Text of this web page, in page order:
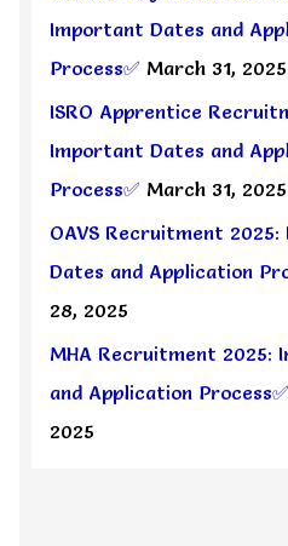
Important Dates and
Process✅ March 31, 2025
ISRO Apprentice
Important Dates and
Process✅ March 31, 2025
OAVS Recruitment
Dates and Application
28, 2025
MHA Recruitment 2025:
and Application Process✅
2025